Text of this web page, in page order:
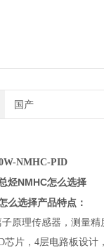
国产
NMHC-PID
烃NMHC怎么选择
么选择产品特点：
原理传感器，测量精
片，4层电路板设计